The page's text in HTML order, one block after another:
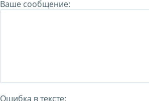
Ваше сообщение:
Ошибка в тексте: